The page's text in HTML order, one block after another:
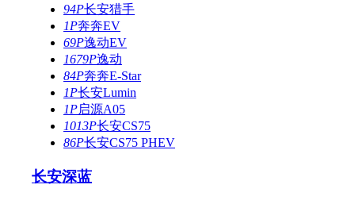
94P长安猎手
1P奔奔EV
69P逸动EV
1679P逸动
84P奔奔E-Star
1P长安Lumin
1P启源A05
1013P长安CS75
86P长安CS75 PHEV
长安深蓝